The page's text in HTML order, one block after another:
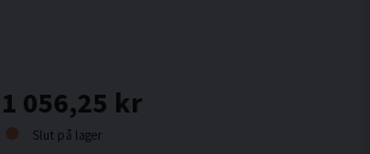
1 056,25 kr
Slut på lager